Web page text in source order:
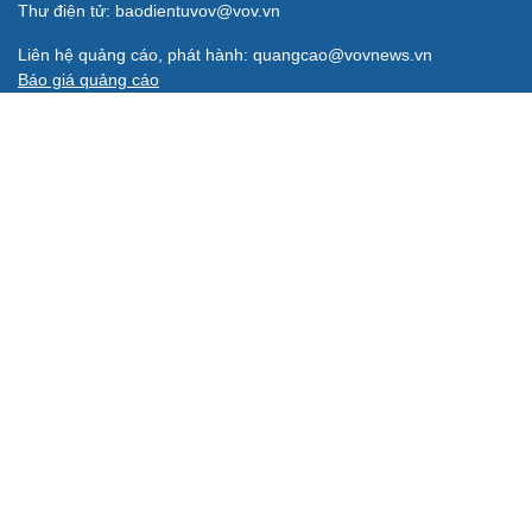
Thư điện tử: baodientuvov@vov.vn
Liên hệ quảng cáo, phát hành: quangcao@vovnews.vn
Báo giá quảng cáo